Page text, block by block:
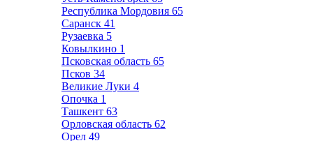
Республика Мордовия 65
Саранск 41
Рузаевка 5
Ковылкино 1
Псковская область 65
Псков 34
Великие Луки 4
Опочка 1
Ташкент 63
Орловская область 62
Орел 49